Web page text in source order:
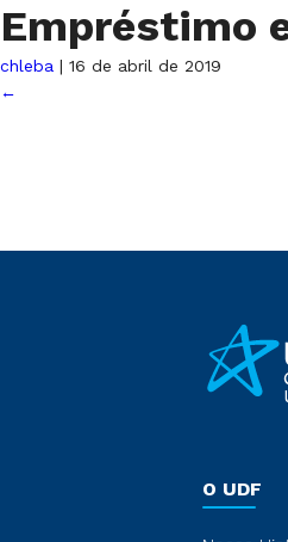
Empréstimo
chleba | 16 de abril de 2019
←
O UDF